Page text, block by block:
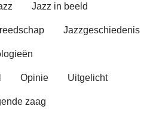
Jazz in beeld
Jazzgeschiedenis
Opinie Uitgelicht
zaag